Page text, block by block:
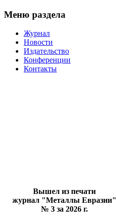
Меню раздела
Журнал
Новости
Издательство
Конференции
Контакты
Вышел из печати
журнал "Металлы Евразии"
№ 3 за 2026 г.